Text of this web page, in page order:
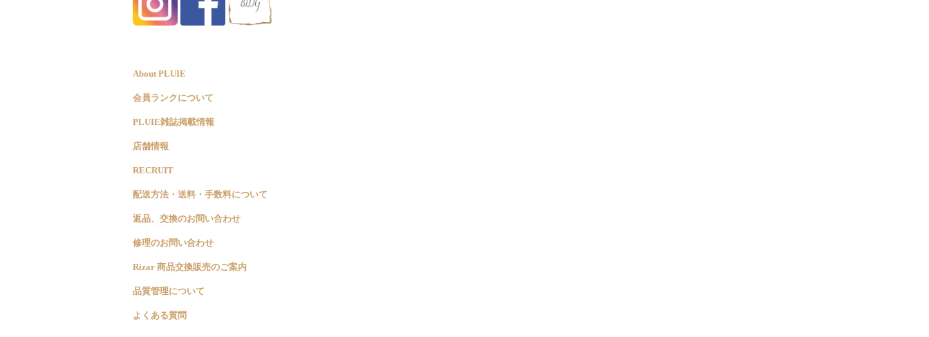
About PLUIE
会員ランクについて
PLUIE雑誌掲載情報
店舗情報
RECRUIT
配送方法・送料・手数料について
返品、交換のお問い合わせ
修理のお問い合わせ
Rizar 商品交換販売のご案内
品質管理について
よくある質問